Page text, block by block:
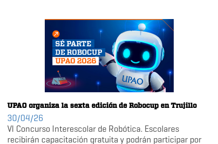
UPAO organiza la sexta edición de Robocup en Trujillo
30/04/26
VI Concurso Interescolar de Robótica. Escolares
recibirán capacitación gratuita y podrán participar por